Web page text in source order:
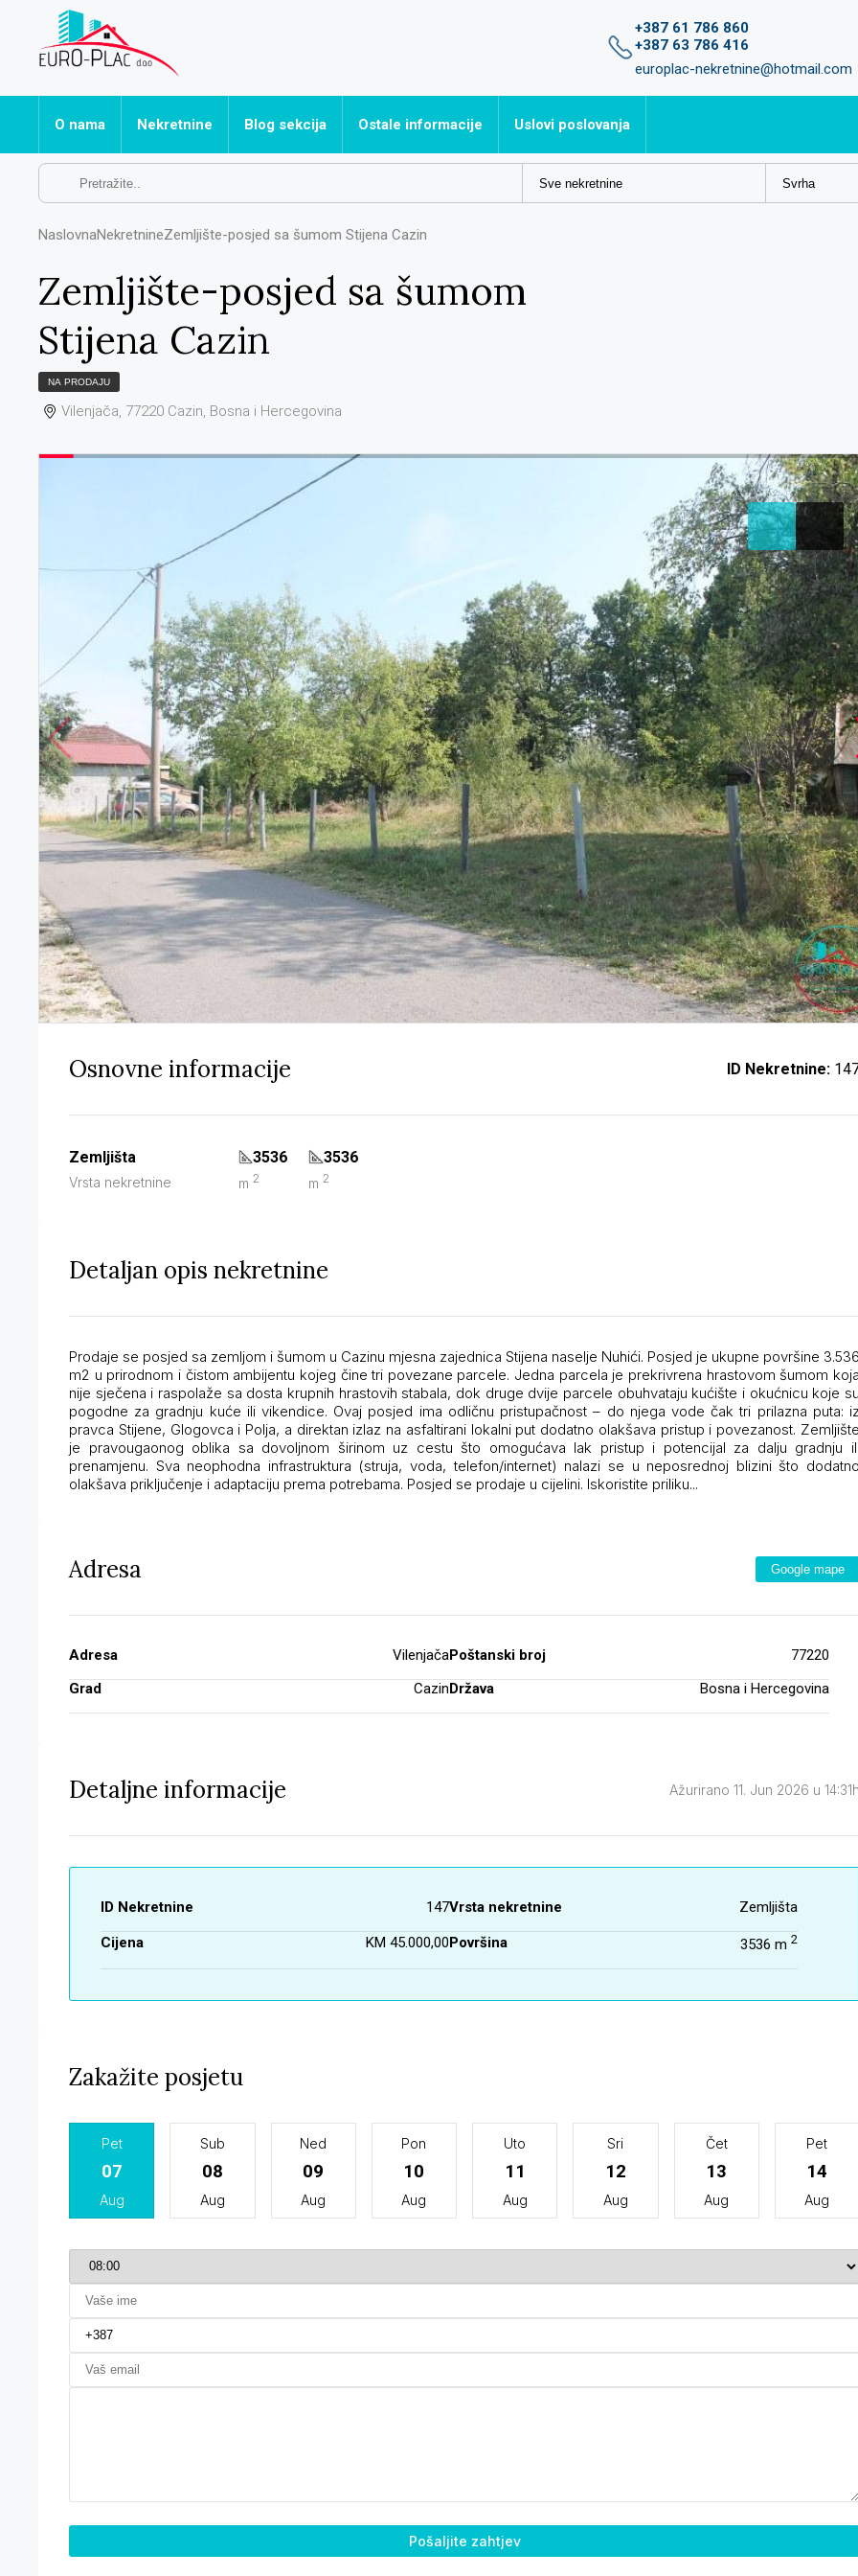
+387 61 786 860
+387 63 786 416
europlac-nekretnine@hotmail.com
O nama Nekretnine
Sve nekretnine
Apartmani
Hoteli
Kuće
Ostalo
Poslovni prostori
Vikendice
Blog sekcija Ostale informacije
Često postavljena pitanja
Uslovi poslovanja
NaslovnaNekretnineZemljište-posjed sa šumom Stijena Cazin
Zemljište-posjed sa šumom
Stijena Cazin
NA PRODAJU
Vilenjača, 77220 Cazin, Bosna i Hercegovina
Osnovne informacije ID Nekretnine:
Zemljišta
Vrsta nekretnine
3536
m 2
3536
m2
Detaljan opis nekretnine
Prodaje se posjed sa zemljom i šumom u Cazinu mjesna zajednica Stijena naselje Nuhići. Posjed je ukupne površine 3.536
m2 u prirodnom i čistom ambijentu kojeg čine tri povezane parcele. Jedna parcela je prekrivrena hrastovom šumom koja
nije sječena i raspolaže sa dosta krupnih hrastovih stabala, dok druge dvije parcele obuhvataju kućište i okućnicu koje su
pogodne za gradnju kuće ili vikendice. Ovaj posjed ima odličnu pristupačnost – do njega vode čak tri prilazna puta:
pravca Stijene, Glogovca i Polja, a direktan izlaz na asfaltirani lokalni put dodatno olakšava pristup i povezanost. Zemljište
je pravougaonog oblika sa dovoljnom širinom uz cestu što omogućava lak pristup i potencijal za dalju gradnju
prenamjenu. Sva neophodna infrastruktura (struja, voda, telefon/internet) nalazi se u neposrednoj blizini što dodatno
olakšava priključenje i adaptaciju prema potrebama. Posjed se prodaje u cijelini. Iskoristite priliku...
Adresa Google mape
Adresa VilenjačaPoštanski broj
77220
Grad
CazinDržava Bosna i Hercegovina
Detaljne informacije Ažurirano 11. Jun 2026 u 14:31h
ID Nekretnine 147Vrsta nekretnine Zemljišta
Cijena KM 45.000,00Površina 3536 m 2
Zakažite posjetu
Pet
07
Aug
Sub
08
Aug
Ned
09
Aug
Pon
10
Aug
Uto
11
Aug
Sri
12
Aug
Čet
13
Aug
Pet
14
Aug
Pošaljite zahtjev